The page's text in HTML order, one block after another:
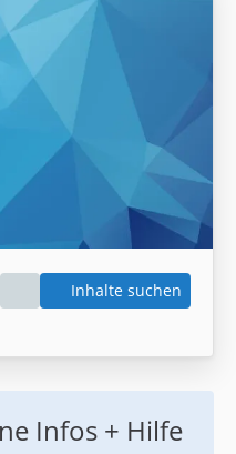
Inhalte suchen
Infos + Hilfe